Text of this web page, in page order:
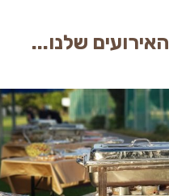
האירועים שלנו...